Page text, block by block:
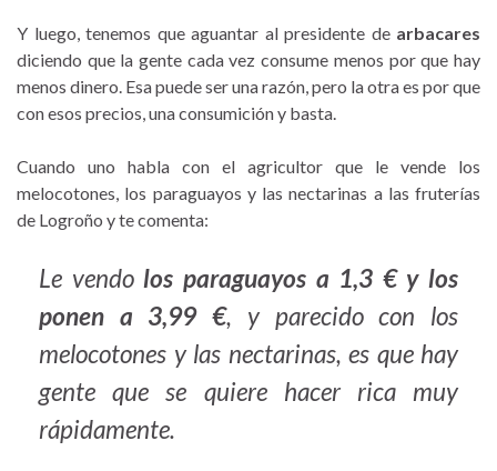
Y luego, tenemos que aguantar al presidente dearbacares
diciendo que la gente cada vez consume menos por que hay
menos dinero. Esa puede ser una razón, pero la otra es por que
con esos precios, una consumición y basta.
Cuando uno habla con el agricultor que le vende los
melocotones, los paraguayos y las nectarinas a las fruterías
de Logroño y te comenta:
Le vendo los paraguayos a 1,3 € y los
ponen a 3,99 €, y parecido con los
melocotones y las nectarinas, es que hay
gente que se quiere hacer rica muy
rápidamente.